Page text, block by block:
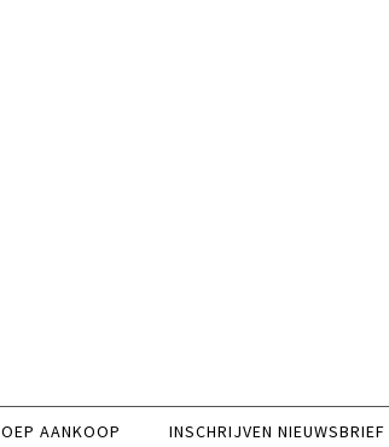
AANKOOP INSCHRIJVEN NIEUWSBRIEF